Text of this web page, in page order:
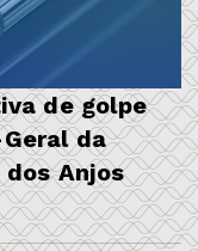
de golpe
da
dos Anjos